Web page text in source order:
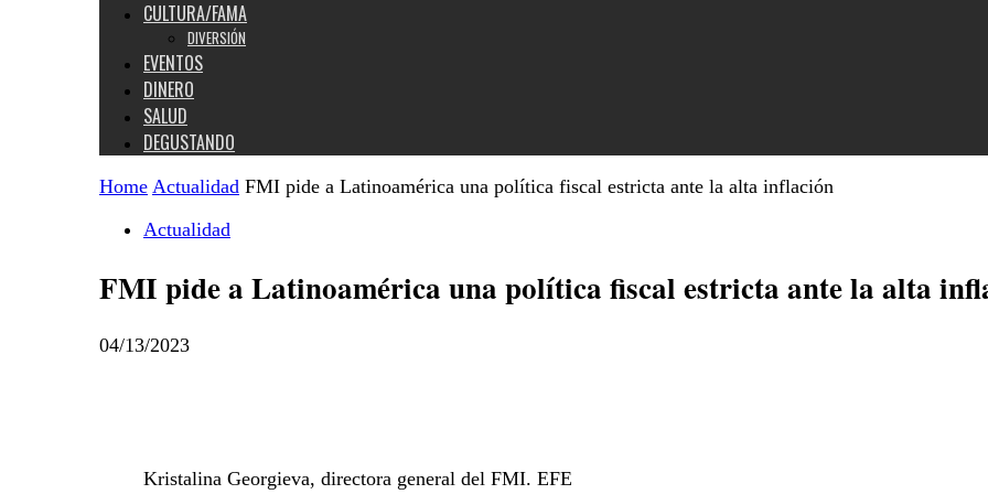
CULTURA/FAMA
DIVERSIÓN
EVENTOS
DINERO
SALUD
DEGUSTANDO
Home Actualidad FMI pide a Latinoamérica una política fiscal estricta ante la alta inflación
Actualidad
FMI pide a Latinoamérica una política fiscal estricta ante la alta
04/13/2023
Kristalina Georgieva, directora general del FMI. EFE